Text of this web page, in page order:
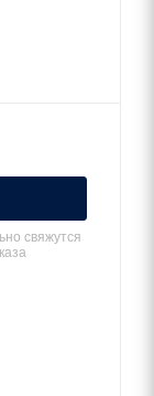
свяжутся